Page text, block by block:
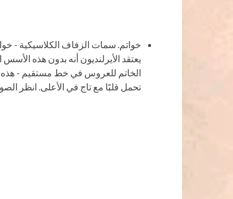
خواتم. سمات الزفاف الكلاسيكية -
يعتقد الأيرلنديون أنه بدون هذه
الخاتم للعروس في خط مستقيم - هذه
تحمل قلبًا مع تاج في الأعلى. انظر